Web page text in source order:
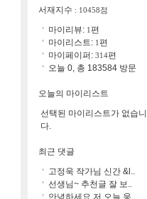
서재지수 : 10458점
마이리뷰: 1편
마이리스트: 1편
마이페이퍼: 314편
오늘 0, 총 183584 방문
오늘의 마이리스트
선택된 마이리스트가 없습니
다.
최근 댓글
고정욱 작가님 신간 &l..
선생님~ 추천글 잘 보..
안녕하세요 저 오늘 웅..